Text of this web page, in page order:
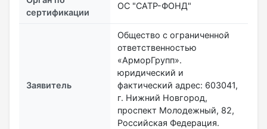
сертификации
ОС "САТР-ФОНД"
Заявитель
Общество с ограниченной
ответственностью
«АрморГрупп».
юридический и
фактический адрес: 603041,
г. Нижний Новгород,
проспект Молодежный, 82,
Российская Федерация.